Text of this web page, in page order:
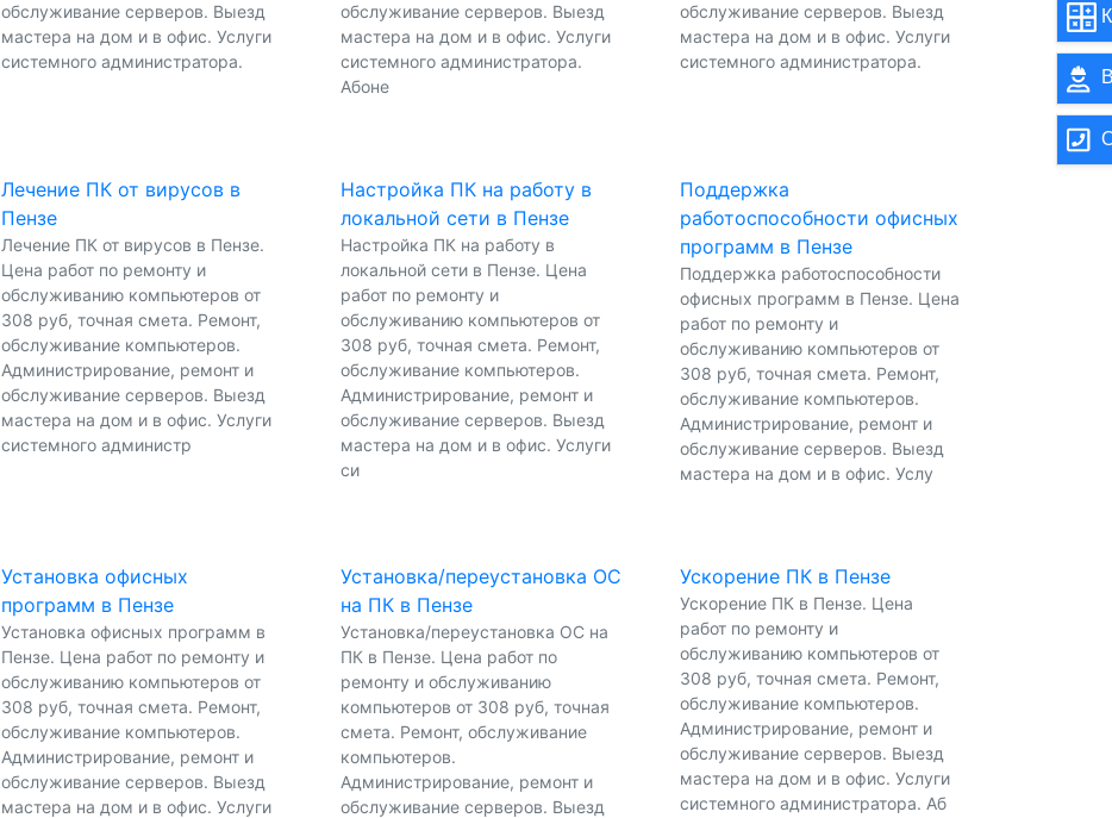
обслуживание серверов. Выезд
мастера на дом и в офис. Услуги
системного администратора.
обслуживание серверов. Выезд
мастера на дом и в офис. Услуги
системного администратора.
Абоне
обслуживание серверов. Выезд
мастера на дом и в офис. Услуги
системного администратора.
Лечение ПК от вирусов в
Пензе
Лечение ПК от вирусов в Пензе.
Цена работ по ремонту и
обслуживанию компьютеров от
308 руб, точная смета. Ремонт,
обслуживание компьютеров.
Администрирование, ремонт и
обслуживание серверов. Выезд
мастера на дом и в офис. Услуги
системного администр
Настройка ПК на работу в
локальной сети в Пензе
Настройка ПК на работу в
локальной сети в Пензе. Цена
работ по ремонту и
обслуживанию компьютеров от
308 руб, точная смета. Ремонт,
обслуживание компьютеров.
Администрирование, ремонт и
обслуживание серверов. Выезд
мастера на дом и в офис. Услуги
си
Поддержка
работоспособности офисных
программ в Пензе
Поддержка работоспособности
офисных программ в Пензе. Цена
работ по ремонту и
обслуживанию компьютеров от
308 руб, точная смета. Ремонт,
обслуживание компьютеров.
Администрирование, ремонт и
обслуживание серверов. Выезд
мастера на дом и в офис. Услу
Установка офисных
программ в Пензе
Установка офисных программ в
Пензе. Цена работ по ремонту и
обслуживанию компьютеров от
308 руб, точная смета. Ремонт,
обслуживание компьютеров.
Администрирование, ремонт и
обслуживание серверов. Выезд
мастера на дом и в офис. Услуги
Установка/переустановка ОС
на ПК в Пензе
Установка/переустановка ОС на
ПК в Пензе. Цена работ по
ремонту и обслуживанию
компьютеров от 308 руб, точная
смета. Ремонт, обслуживание
компьютеров.
Администрирование, ремонт и
обслуживание серверов. Выезд
Ускорение ПК в Пензе
Ускорение ПК в Пензе. Цена
работ по ремонту и
обслуживанию компьютеров от
308 руб, точная смета. Ремонт,
обслуживание компьютеров.
Администрирование, ремонт и
обслуживание серверов. Выезд
мастера на дом и в офис. Услуги
системного администратора. Аб